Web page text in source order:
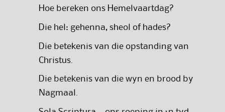
Hoe bereken ons Hemelvaartdag?
Die hel: gehenna, sheol of hades?
Die betekenis van die opstanding van
Christus.
Die betekenis van die wyn en brood by
Nagmaal.